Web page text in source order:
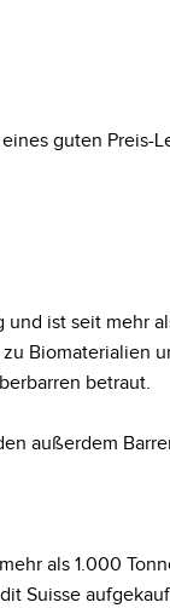
guten Preis-
ist seit mehr
Biomaterialien
betraut.
außerdem
als 1.000
Suisse